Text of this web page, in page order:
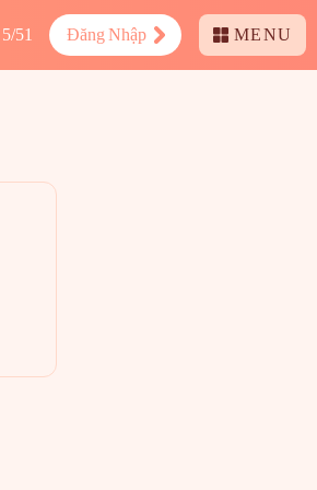
5/51 Đăng Nhập MENU